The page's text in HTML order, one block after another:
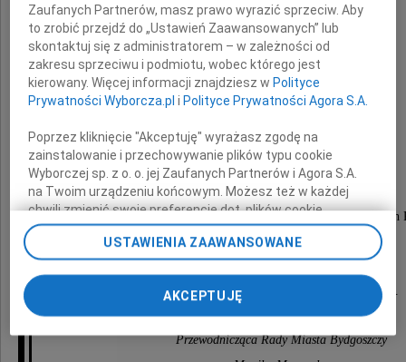
Mamy
łączymy się w smutku i żałobie
z Panem
Radosławem Sikorskim
Wicepremierem, Ministrem Spraw Zagranicznych
przekazując najszczersze wyrazy współczucia.
Przewodnicząca Rady Miasta Bydgoszczy
Zaufanych Partnerów, masz prawo wyrazić sprzeciw. Aby
to zrobić przejdź do „Ustawień Zaawansowanych” lub
skontaktuj się z administratorem – w zależności od
zakresu sprzeciwu i podmiotu, wobec którego jest
kierowany. Więcej informacji znajdziesz w Polityce
Prywatności Wyborcza.pl i Polityce Prywatności Agora S.A.
Poprzez kliknięcie "Akceptuję" wyrażasz zgodę na
zainstalowanie i przechowywanie plików typu cookie
Wyborczej sp. z o. o. jej Zaufanych Partnerów i Agora S.A.
na Twoim urządzeniu końcowym. Możesz też w każdej
chwili zmienić swoje preferencje dot. plików cookie,
ponownie wywołując narzędzie do zarządzania Twoimi
preferencjami dot. przetwarzania danych poprzez
odnośnik „Ustawienia prywatności” w stopce serwisu i
przechodząc do sekcji „Ustawienia zaawansowane”.
Zmiana ustawień plików cookie możliwa jest także za
pomocą ustawień przeglądarki.
USTAWIENIA ZAAWANSOWANE
AKCEPTUJĘ